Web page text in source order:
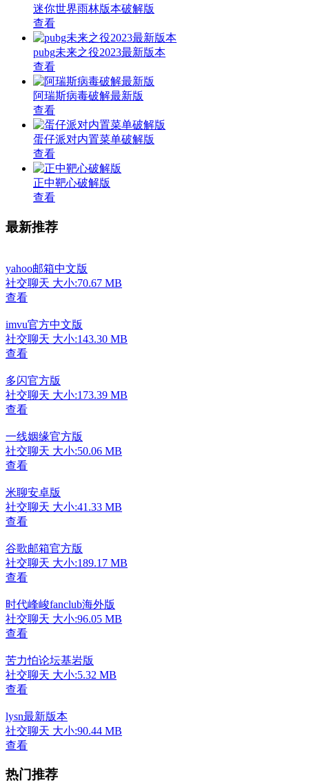
迷你世界雨林版本破解版
查看
pubg未来之役2023最新版本
查看
阿瑞斯病毒破解最新版
查看
蛋仔派对内置菜单破解版
查看
正中靶心破解版
查看
最新推荐
yahoo邮箱中文版
社交聊天 大小:70.67 MB
查看
imvu官方中文版
社交聊天 大小:143.30 MB
查看
多闪官方版
社交聊天 大小:173.39 MB
查看
一线姻缘官方版
社交聊天 大小:50.06 MB
查看
米聊安卓版
社交聊天 大小:41.33 MB
查看
谷歌邮箱官方版
社交聊天 大小:189.17 MB
查看
时代峰峻fanclub海外版
社交聊天 大小:96.05 MB
查看
苦力怕论坛基岩版
社交聊天 大小:5.32 MB
查看
lysn最新版本
社交聊天 大小:90.44 MB
查看
热门推荐